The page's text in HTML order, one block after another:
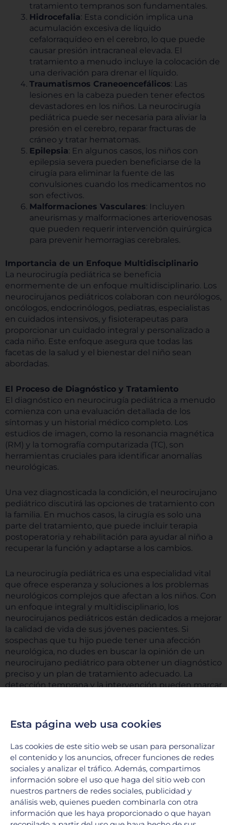
tratamiento tempranos son fundamentales.
Hidrocefalia: Esta condición implica una
acumulación excesiva de líquido
cefalorraquídeo en el cerebro, lo que puede
causar presión intracraneal elevada. El
tratamiento a menudo incluye la colocación de
una derivación para drenar el líquido.
Traumatismos Craneoencefálicos: Las
lesiones en la cabeza pueden tener efectos
devastadores en los niños. La neurocirugía
pediátrica puede ser necesaria para aliviar la
presión en el cerebro, reparar fracturas de
cráneo y tratar hematomas.
Epilepsia: En algunos casos, los niños con
epilepsia severa pueden beneficiarse de la
cirugía para eliminar la fuente de las
convulsiones cuando los medicamentos no
son efectivos.
Malformaciones Vasculares: Incluyen
aneurismas y malformaciones arteriovenosas
que pueden requerir intervención quirúrgica
para prevenir hemorragias cerebrales.
Importancia de un Enfoque Multidisciplinario
La neurocirugía pediátrica se beneficia
enormemente de un enfoque multidisciplinario. Los
neurocirujanos pediátricos colaboran con neurólogos,
oncólogos, endocrinólogos, pediatras, especialistas
en cuidados intensivos, y fisioterapeutas para
proporcionar un cuidado integral y personalizado a
cada niño. Este enfoque asegura que todas las
facetas de la salud y el bienestar del niño sean
abordadas.
El Proceso de Diagnóstico y Tratamiento
El diagnóstico en neurocirugía pediátrica a menudo
comienza con una evaluación detallada de los
síntomas y un historial médico completo. Los
estudios de imagen, como la resonancia magnética
(RM) y la tomografía computarizada (TC), son
herramientas cruciales para identificar anomalías
neurológicas.
Una vez diagnosticada la condición, el neurocirujano
pediátrico discutirá las opciones de tratamiento con
la familia. En muchos casos, la cirugía es solo una
parte del tratamiento, que puede incluir terapia
postoperatoria y rehabilitación para ayudar al niño a
recuperar la función y adaptarse a los cambios.
La neurocirugía pediátrica es una especialidad vital
que ofrece esperanza y soluciones a los problemas
neurológicos complejos que afectan a los niños. Con
un enfoque integral y multidisciplinario, los
neurocirujanos pediátricos están dedicados a mejorar
la calidad de vida de sus jóvenes pacientes. Si
sospechas que tu hijo puede tener una afección
neurológica, no dudes en buscar la opinión de un
neurocirujano pediátrico para obtener un diagnóstico
preciso y un plan de tratamiento adecuado. La
detección temprana y la intervención pueden marcar
Escucha nuestro podcast
Esta página web usa cookies
Las cookies de este sitio web se usan para personalizar
el contenido y los anuncios, ofrecer funciones de redes
sociales y analizar el tráfico. Además, compartimos
información sobre el uso que haga del sitio web con
nuestros partners de redes sociales, publicidad y
análisis web, quienes pueden combinarla con otra
información que les haya proporcionado o que hayan